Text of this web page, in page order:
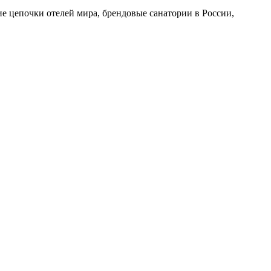
цепочки отелей мира, брендовые санатории в России,